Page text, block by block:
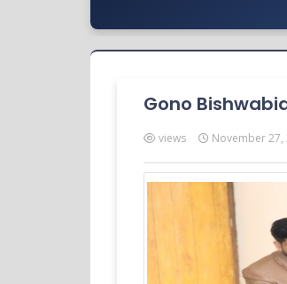
Gono
views November 27,